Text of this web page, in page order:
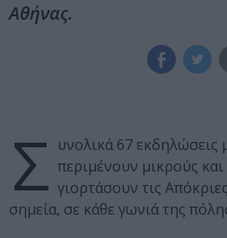
Αθήνας.
Σ υνολικά 67
περιμένουν μικρούς
γιορτάσουν τις
σημεία, σε κάθε γωνιά της